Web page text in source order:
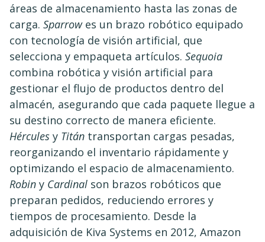
áreas de almacenamiento hasta las zonas de
carga. Sparrowes un brazo robótico equipado
con tecnología de visión artificial, que
selecciona y empaqueta artículos. ​ Sequoia
combina robótica y visión artificial para
gestionar el flujo de productos dentro del
almacén, asegurando que cada paquete llegue a
su destino correcto de manera eficiente. ​
Hércules y Titán transportan cargas pesadas,
reorganizando el inventario rápidamente y
optimizando el espacio de almacenamiento.
Robin y Cardinal son brazos robóticos que
preparan pedidos, reduciendo errores y
tiempos de procesamiento. ​Desde la
adquisición de Kiva Systems en 2012, Amazon